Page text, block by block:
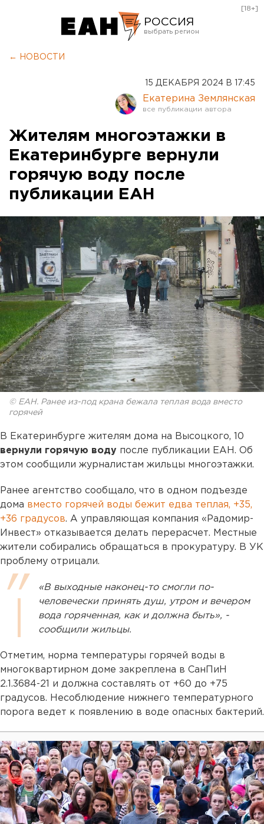
РОССИЯ
Оренбург
[18+]
← НОВОСТИ
15 ДЕКАБРЯ 2024 В 17:45
Екатерина Землянская
Жителям многоэтажки в
Екатеринбурге вернули
горячую воду после
публикации ЕАН
© ЕАН. Ранее из-под крана бежала теплая вода вместо
горячей
В Екатеринбурге жителям дома на Высоцкого, 10
вернули горячую воду после публикации ЕАН. Об
этом сообщили журналистам жильцы многоэтажки.
Ранее агентство сообщало, что в одном подъезде
дома вместо горячей воды бежит едва теплая, +35,
+36 градусов. А управляющая компания «Радомир-
Инвест» отказывается делать перерасчет. Местные
жители собирались обращаться в прокуратуру. В УК
проблему отрицали.
«В выходные наконец-то смогли по-
человечески принять душ, утром и вечером
вода горяченная, как и должна быть», -
сообщили жильцы.
Отметим, норма температуры горячей воды в
многоквартирном доме закреплена в СанПиН
2.1.3684-21 и должна составлять от +60 до +75
градусов. Несоблюдение нижнего температурного
порога ведет к появлению в воде опасных бактерий.